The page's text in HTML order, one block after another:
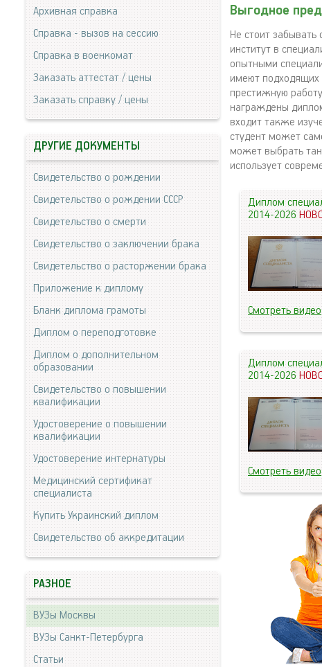
Выгодное
Не стоит
институт в
опытными
имеют подходящих
престижную
награждены
входит также
студент может
может выбрать
использует
Диплом
2014-2026
Смотреть видео
Диплом
2014-2026
Смотреть видео
Архивная справка
Справка - вызов на сессию
Справка в военкомат
Заказать аттестат / цены
Заказать справку / цены
ДРУГИЕ ДОКУМЕНТЫ
Свидетельство о рождении
Свидетельство о рождении СССР
Свидетельство о смерти
Свидетельство о заключении брака
Свидетельство о расторжении брака
Приложение к диплому
Бланк диплома грамоты
Диплом о переподготовке
Диплом о дополнительном
образовании
Свидетельство о повышении
квалификации
Удостоверение о повышении
квалификации
Удостоверение интернатуры
Медицинский сертификат
специалиста
Купить Украинский диплом
Свидетельство об аккредитации
РАЗНОЕ
ВУЗы Москвы
ВУЗы Санкт-Петербурга
Статьи